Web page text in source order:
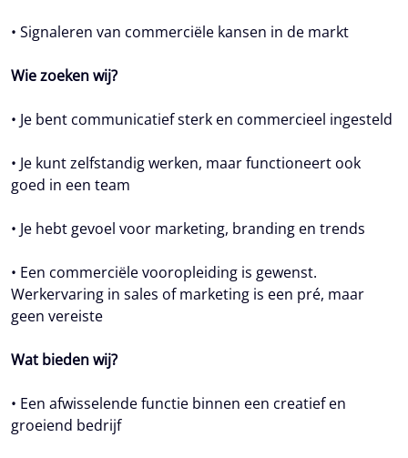
• Signaleren van commerciële kansen in de markt
Wie zoeken wij?
• Je bent communicatief sterk en commercieel ingesteld
• Je kunt zelfstandig werken, maar functioneert ook
goed in een team
• Je hebt gevoel voor marketing, branding en trends
• Een commerciële vooropleiding is gewenst.
Werkervaring in sales of marketing is een pré, maar
geen vereiste
Wat bieden wij?
• Een afwisselende functie binnen een creatief en
groeiend bedrijf